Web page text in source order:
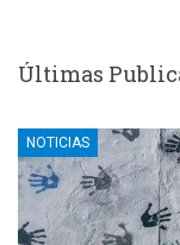
Últimas
NOTICIAS